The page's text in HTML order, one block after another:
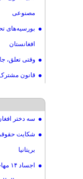
مصنوعی
بورسیه‌های
افغانستان
وقتی تعلق،
قانون
سه دختر
شکایت
بریتانیا
اجساد ۱۴ مهاجر در دشت‌های نیمروز پیدا شد